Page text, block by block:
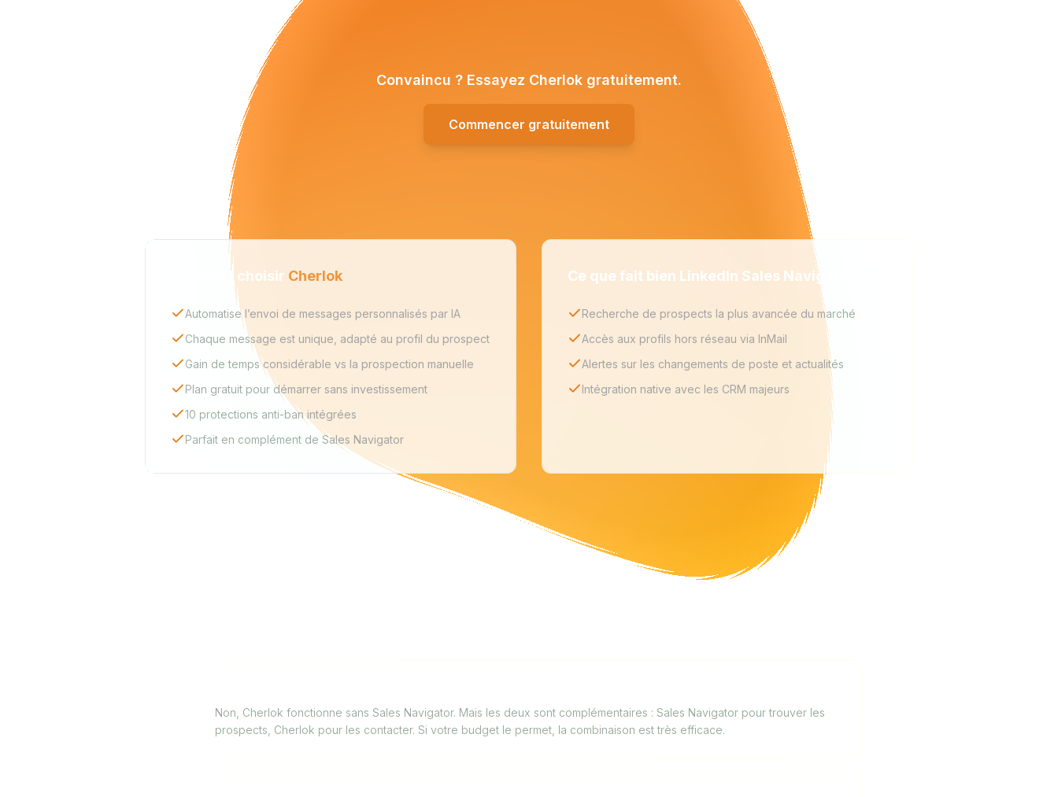
Convaincu ? Essayez Cherlok gratuitement.
Commencer gratuitement
Pourquoi choisir Cherlok
Automatise l’envoi de messages personnalisés par IA
Chaque message est unique, adapté au profil du prospect
Gain de temps considérable vs la prospection manuelle
Plan gratuit pour démarrer sans investissement
10 protections anti-ban intégrées
Parfait en complément de Sales Navigator
Ce que fait bien LinkedIn Sales Navigator
Recherche de prospects la plus avancée du marché
Accès aux profils hors réseau via InMail
Alertes sur les changements de poste et actualités
Intégration native avec les CRM majeurs
Non, Cherlok fonctionne sans Sales Navigator. Mais les deux sont complémentaires : Sales Navigator pour trouver les
prospects, Cherlok pour les contacter. Si votre budget le permet, la combinaison est très efficace.